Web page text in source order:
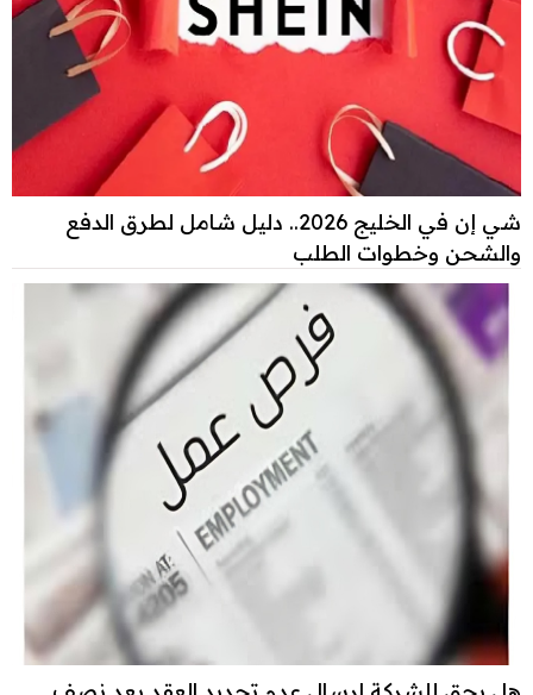
شي إن في الخليج 2026.. دليل شامل لطرق الدفع
والشحن وخطوات الطلب